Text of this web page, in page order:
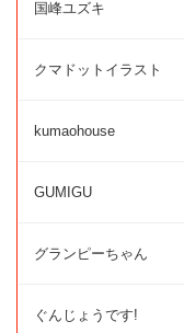
国峰ユズキ
クマドットイラスト
kumaohouse
GUMIGU
グランピーちゃん
ぐんじょうです!